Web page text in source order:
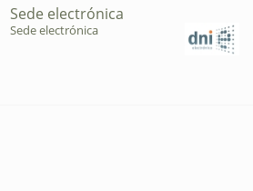
Sede electrónica
Sede electrónica